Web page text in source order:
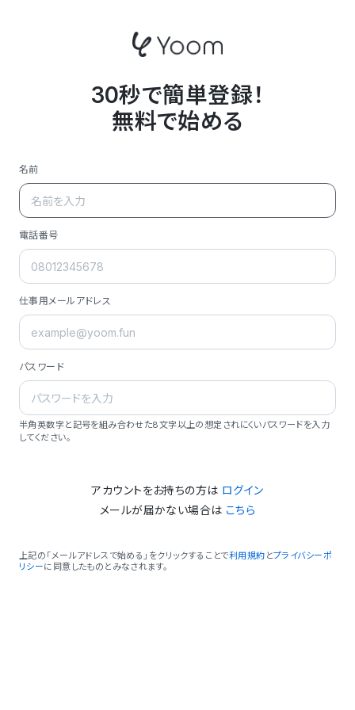
30秒で簡単登録！
無料で始める
名前
電話番号
仕事用メールアドレス
パスワード
半角英数字と記号を組み合わせた8文字以上の想定されにくいパスワードを入力
してください。
アカウントをお持ちの方は ログイン
メールが届かない場合は こちら
上記の「メールアドレスで始める」をクリックすることで利用規約 とプライバシーポ
リシーに同意したものとみなされます。